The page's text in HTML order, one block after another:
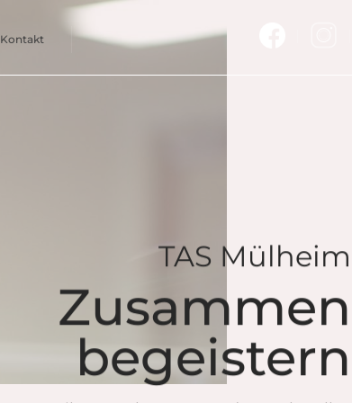
Kontakt
TAS Mülheim
Zusammen
begeistern